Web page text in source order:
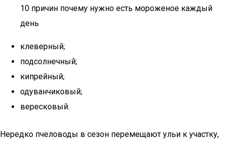
10 причин почему нужно есть мороженое каждый
день
клеверный;
подсолнечный;
кипрейный;
одуванчиковый;
вересковый.
Нередко пчеловоды в сезон перемещают ульи к участку,